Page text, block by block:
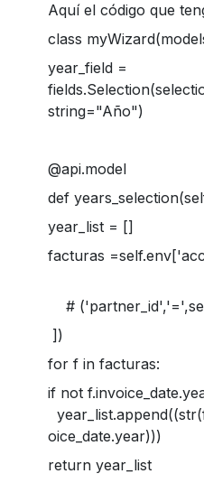
Aquí el código que
class
year_field =
string="Año")
@api.model
def
year_list = []
facturas
#
])
for f in facturas:
if not
oice_date.year)))
return year_list